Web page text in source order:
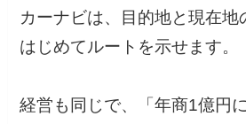
カーナビは、目的地と現在地
はじめてルートを示せます。
経営も同じで、「年商1億円